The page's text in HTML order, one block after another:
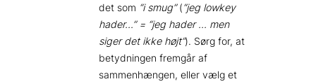
det som “i smug”(“jeg lowkey
hader…” = “jeg hader … men
siger det ikke højt”). Sørg for, at
betydningen fremgår af
sammenhængen, eller vælg et